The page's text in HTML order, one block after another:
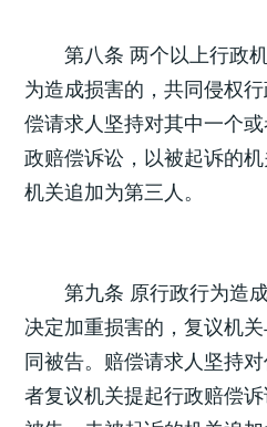
第八条 两个以上行政机
为造成损害的，共同侵权
偿请求人坚持对其中一个
政赔偿诉讼，以被起诉的
机关追加为第三人。
第九条 原行政行为造成
决定加重损害的，复议机
同被告。赔偿请求人坚持
者复议机关提起行政赔偿